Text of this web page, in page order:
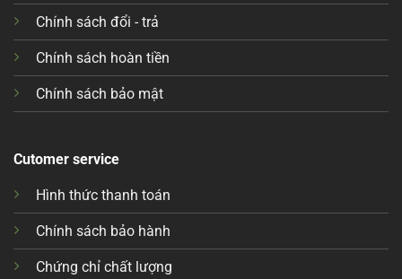
Chính sách đổi - trả
Chính sách hoàn tiền
Chính sách bảo mật
Cutomer service
Hình thức thanh toán
Chính sách bảo hành
Chứng chỉ chất lượng